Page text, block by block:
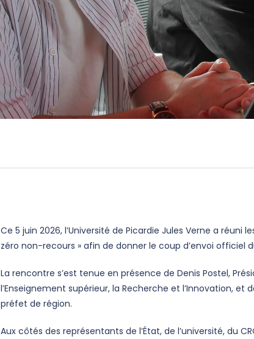
Ce 5 juin 2026, l’Université de Picardie Jules Verne a
zéro non-recours » afin de donner le coup d’envoi officiel
La rencontre s’est tenue en présence de Denis Postel,
l’Enseignement supérieur, la Recherche et l’Innovation,
préfet de région.
Aux côtés des représentants de l’État, de l’université, du